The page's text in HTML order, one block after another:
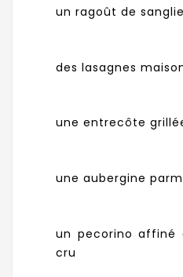
un ragoût de
des lasagnes
une entrecôte
une aubergine
un pecorino
cru